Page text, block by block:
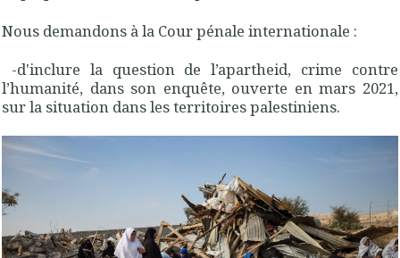
Nous demandons à la Cour pénale internationale :
-d'inclure la question de l’apartheid, crime contre
l’humanité, dans son enquête, ouverte en mars 2021,
sur la situation dans les territoires palestiniens.